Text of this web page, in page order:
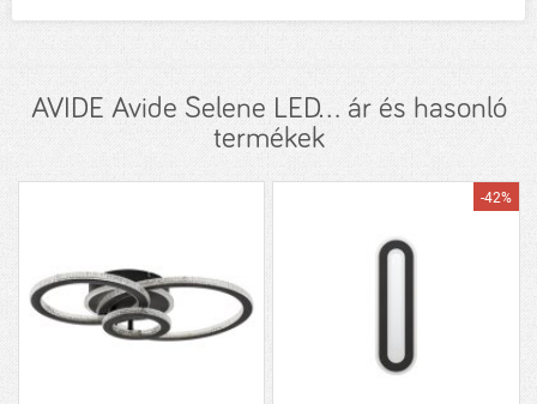
AVIDE Avide Selene LED... ár és hasonló
termékek
-42%